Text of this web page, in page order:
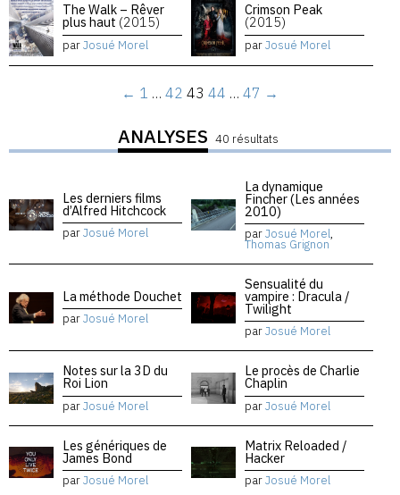
The Walk – Rêver
plus haut (2015)
parJosué Morel
Crimson Peak
(2015)
parJosué Morel
← 1 … 42 43 44 … 47 →
ANALYSES 40 résultats
Les derniers films
d’Alfred Hitchcock
parJosué Morel
La dynamique
Fincher (Les années
2010)
parJosué Morel,
Thomas Grignon
La méthode Douchet
parJosué Morel
Sensualité du
vampire : Dracula /
Twilight
parJosué Morel
Notes sur la 3D du
Roi Lion
parJosué Morel
Le procès de Charlie
Chaplin
parJosué Morel
Les génériques de
James Bond
parJosué Morel
Matrix Reloaded /
Hacker
parJosué Morel